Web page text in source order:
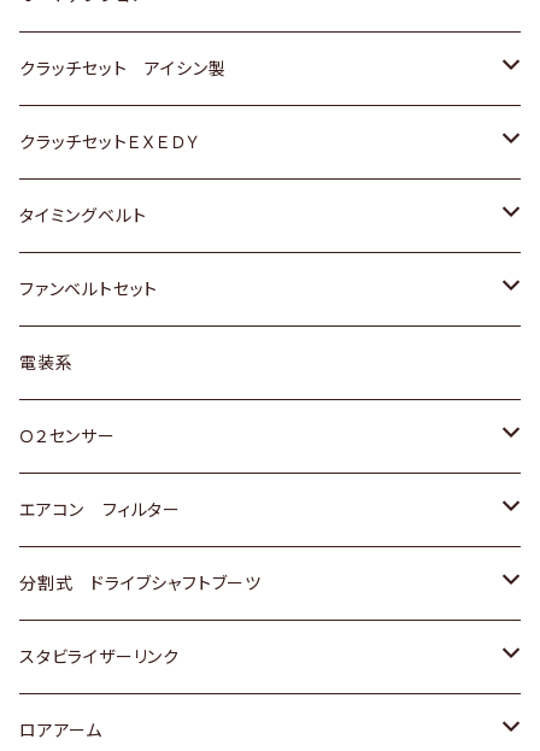
スバル
スバル
ダイハツ
マツダ
三菱
スバル
日野
ＷＡＧＥＮ
アストロ（シボレー）
クライスラー
ＶＯＬＶＯ
スズキ
日産
ダイハツ
マツダ
三菱
スバル
ダイハツ
日産
ホンダ
マツダ
トヨタ
クラッチセット アイシン製
ホンダ
スズキ
ダイハツ
マツダ
三菱
スバル
クラッチセットＥＸＥＤＹ
ホンダ
スズキ
日産
ダイハツ
マツダ
三菱
スバル
タイミングベルト
トヨタ
スズキ
ダイハツ
三菱
スバル
ファンベルトセット
トヨタ
ホンダ
スズキ
日産
いすゞ
ダイハツ
電装系
Ｏ２センサー
トヨタ
ホンダ
スズキ
日産
エアコン フィルター
トヨタ
ホンダ
スズキ
分割式 ドライブシャフトブーツ
トヨタ
ホンダ
スタビライザーリンク
トヨタ
ロアアーム